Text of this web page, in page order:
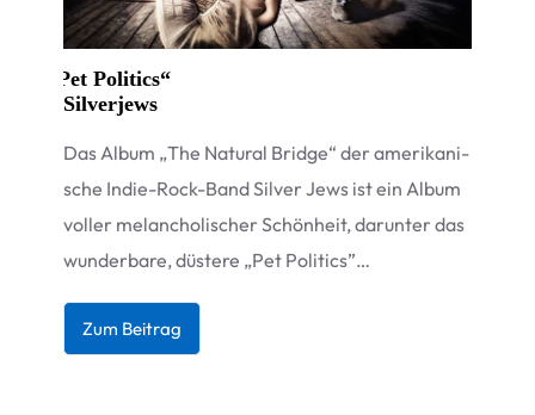
Pet Politics“
Silverjews
Das Album „The Natu­ral Bridge“ der ame­ri­ka­ni­
sche Indie-Rock-Band Sil­ver Jews ist ein Album
vol­ler melan­cho­li­scher Schön­heit, dar­un­ter das
wun­der­bare, düs­tere „Pet Politics”…
Zum Bei­trag